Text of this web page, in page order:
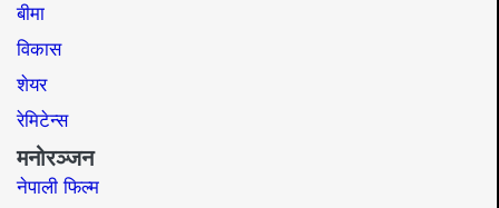
बीमा
विकास
शेयर
रेमिटेन्स
मनोरञ्जन
नेपाली फिल्म